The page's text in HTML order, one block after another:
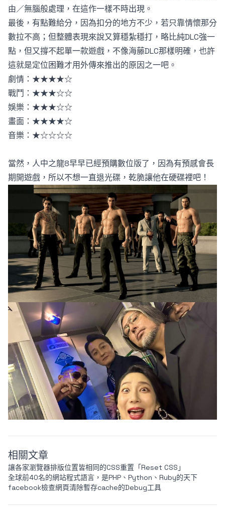
由／無腦般處理，在這作一樣不時出現。
最後，有點難給分，因為扣分的地方不少，若只靠情懷那分
數拉不高；但整體表現來說又算穩紮穩打，略比純DLC強一
點，但又撐不起單一款遊戲，不像海藤DLC那樣明確，也許
這就是定位困難才用外傳來推出的原因之一吧。
劇情：★★★★☆
戰鬥：★★★☆☆
娛樂：★★★☆☆
畫面：★★★★☆
音樂：★☆☆☆☆
當然，人中之龍8早早已經預購數位版了，因為有預感會長
期開遊戲，所以不想一直退光碟，乾脆讓他在硬碟裡吧！
相關文章
讓各家瀏覽器排版位置皆相同的CSS重置「Reset CSS」
全球前40名的網站程式語言，是PHP、Python、Ruby的天下
facebook檢查網頁清除暫存cache的Debug工具